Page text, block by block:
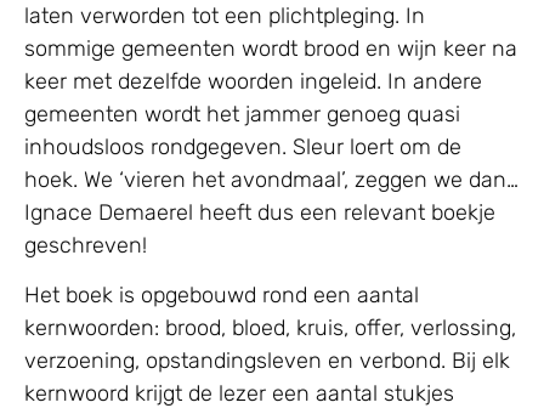
laten verworden tot een plichtpleging. In
sommige gemeenten wordt brood en wijn keer na
keer met dezelfde woorden ingeleid. In andere
gemeenten wordt het jammer genoeg quasi
inhoudsloos rondgegeven. Sleur loert om de
hoek. We ‘vieren het avondmaal’, zeggen we dan…
Ignace Demaerel heeft dus een relevant boekje
geschreven!
Het boek is opgebouwd rond een aantal
kernwoorden: brood, bloed, kruis, offer, verlossing,
verzoening, opstandingsleven en verbond. Bij elk
kernwoord krijgt de lezer een aantal stukjes